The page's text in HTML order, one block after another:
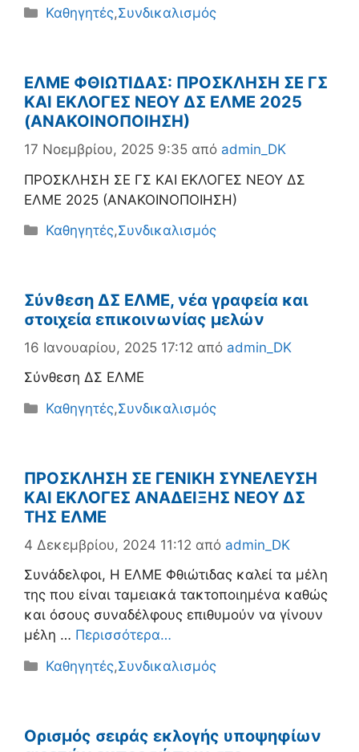
Κατηγορίες
Καθηγητές,Συνδικαλισμός
ΕΛΜΕ ΦΘΙΩΤΙΔΑΣ: ΠΡΟΣΚΛΗΣΗ ΣΕ ΓΣ
ΚΑΙ ΕΚΛΟΓΕΣ ΝΕΟΥ ΔΣ ΕΛΜΕ 2025
(ΑΝΑΚΟΙΝΟΠΟΙΗΣΗ)
17 Νοεμβρίου, 2025 9:35 από admin_DK
ΠΡΟΣΚΛΗΣΗ ΣΕ ΓΣ ΚΑΙ ΕΚΛΟΓΕΣ ΝΕΟΥ ΔΣ
ΕΛΜΕ 2025 (ΑΝΑΚΟΙΝΟΠΟΙΗΣΗ)
Κατηγορίες
Καθηγητές,Συνδικαλισμός
Σύνθεση ΔΣ ΕΛΜΕ, νέα γραφεία και
στοιχεία επικοινωνίας μελών
16 Ιανουαρίου, 2025 17:12 από admin_DK
Σύνθεση ΔΣ ΕΛΜΕ
Κατηγορίες
Καθηγητές,Συνδικαλισμός
ΠΡΟΣΚΛΗΣΗ ΣΕ ΓΕΝΙΚΗ ΣΥΝΕΛΕΥΣΗ
ΚΑΙ ΕΚΛΟΓΕΣ ΑΝΑΔΕΙΞΗΣ ΝΕΟΥ ΔΣ
ΤΗΣ ΕΛΜΕ
4 Δεκεμβρίου, 2024 11:12 από admin_DK
Συνάδελφοι, Η ΕΛΜΕ Φθιώτιδας καλεί τα μέλη
της που είναι ταμειακά τακτοποιημένα καθώς
και όσους συναδέλφους επιθυμούν να γίνουν
μέλη … Περισσότερα…
Κατηγορίες
Καθηγητές,Συνδικαλισμός
Ορισμός σειράς εκλογής υποψηφίων